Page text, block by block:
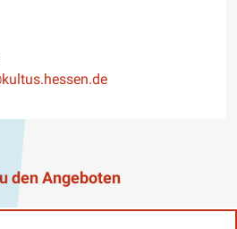
den Angeboten